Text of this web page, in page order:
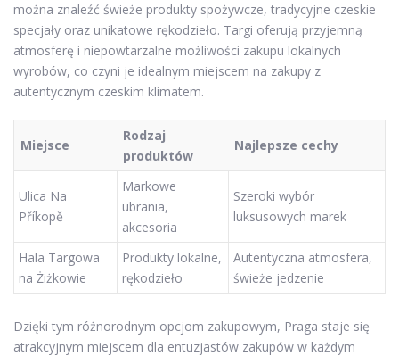
można znaleźć świeże produkty spożywcze, tradycyjne czeskie
specjały oraz unikatowe rękodzieło. Targi oferują przyjemną
atmosferę i niepowtarzalne możliwości zakupu lokalnych
wyrobów, co czyni je idealnym miejscem na zakupy z
autentycznym czeskim klimatem.
Miejsce
Rodzaj
produktów
Najlepsze cechy
Ulica Na
Příkopě
Markowe
ubrania,
akcesoria
Szeroki wybór
luksusowych marek
Hala Targowa
na Żiżkowie
Produkty lokalne,
rękodzieło
Autentyczna atmosfera,
świeże jedzenie
Dzięki tym różnorodnym opcjom zakupowym, Praga staje się
atrakcyjnym miejscem dla entuzjastów zakupów w każdym